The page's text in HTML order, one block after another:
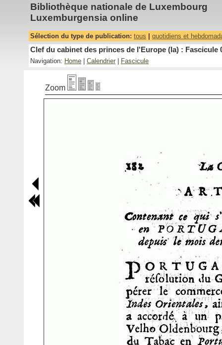
Bibliothèque nationale de Luxembourg
Luxemburgensia online
Sélection du type de publication: tous quotidiens et
Clef du cabinet des princes de l'Europe (la) : Fascicule
Navigation: Home Calendrier Fascicule
Zoom